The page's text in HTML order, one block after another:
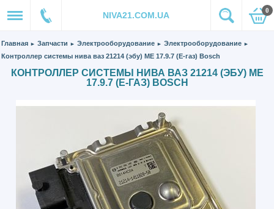
NIVA21.COM.UA 0
Главная ► Запчасти ► Электрооборудование ► Электрооборудование ►
Контроллер системы нива ваз 21214 (эбу) ME 17.9.7 (Е-газ) Bosch
КОНТРОЛЛЕР СИСТЕМЫ НИВА ВАЗ 21214 (ЭБУ) ME
17.9.7 (Е-ГАЗ) BOSCH